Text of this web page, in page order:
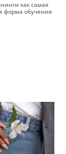
как самая
форма обучения